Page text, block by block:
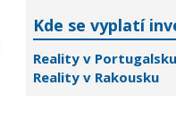
Kde se vyplatí
Reality v Portugalsku
Reality v Rakousku